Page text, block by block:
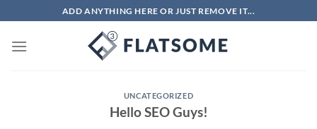
nội
ADD ANYTHING HERE OR JUST REMOVE IT...
UNCATEGORIZED
Hello SEO Guys!